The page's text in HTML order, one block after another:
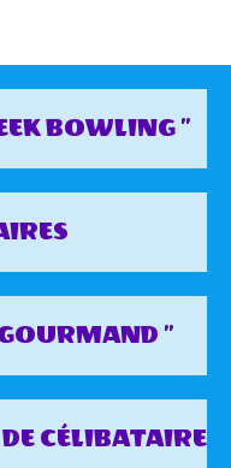
BOWLING ”
”
CÉLIBATAIRE